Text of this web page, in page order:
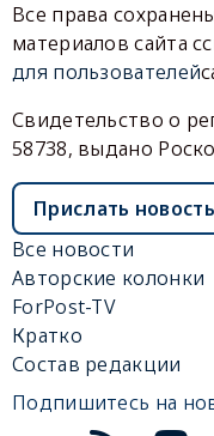
Все права
материалов сайта
для пользователей
Свидетельство о
58738, выдано
Прислать новость
Все новости
Авторские колонки
ForPost-TV
Кратко
Состав редакции
Подпишитесь на